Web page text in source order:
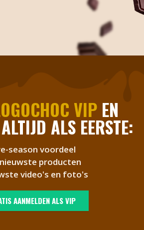
VIPEN
ALS EERSTE:
season voordeel
producten
video's en foto's
AANMELDEN ALS VIP